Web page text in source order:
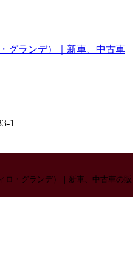
1
ロ・グランデ）｜新車、中古車の販